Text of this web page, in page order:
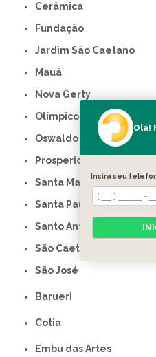
Cerâmica
Fundação
Jardim São Caetano
Mauá
Nova Gerty
Olímpico
Oswaldo Cruz
Prosperidade
Santa Maria
Santa Paula
Santo Antônio
São Caetano do Sul
São José
Barueri
Cotia
Embu das Artes
Olá!
Insira seu